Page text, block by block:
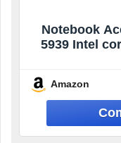
Notebook
5939 Intel
Amazon